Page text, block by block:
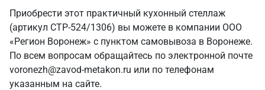
Приобрести этот практичный кухонный стеллаж
(артикул СТР-524/1306) вы можете в компании ООО
«Регион Воронеж» с пунктом самовывоза в Воронеже.
По всем вопросам обращайтесь по электронной почте
voronezh@zavod-metakon.ru или по телефонам
указанным на сайте.